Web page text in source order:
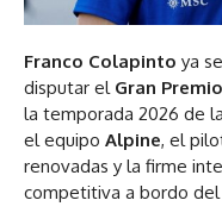
Franco Colapinto ya
disputar el Gran
la temporada 2026 de
el equipo Alpine, el
renovadas y la firme
competitiva a bordo del